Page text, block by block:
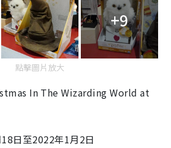
+9
點擊圖片放大
In The Wizarding World at
日至2022年1月2日